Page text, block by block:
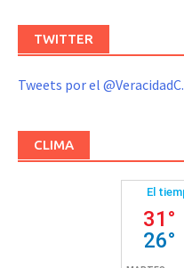
TWITTER
Tweets por el @VeracidadC.
CLIMA